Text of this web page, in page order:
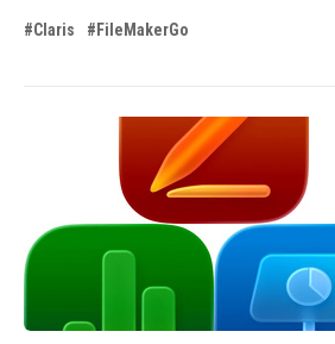
#Claris #FileMakerGo